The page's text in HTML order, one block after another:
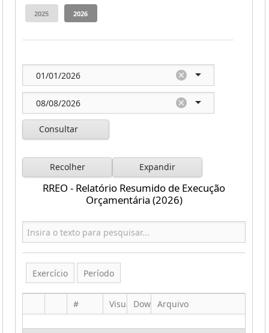
Consultar
Recolher Expandir
RREO - Relatório Resumido de Execução
Orçamentária (2026)
Exercício Período
# VisualizarDownloadArquivo